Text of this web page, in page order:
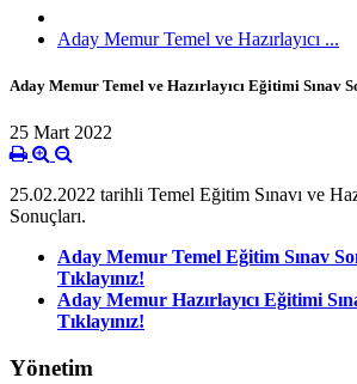
Aday Memur Temel ve Hazırlayıcı ...
Aday Memur Temel ve Hazırlayıcı Eğitimi Sınav
25 Mart 2022
25.02.2022 tarihli Temel Eğitim Sınavı ve
Sonuçları.
Aday Memur Temel Eğitim Sınav
Tıklayınız!
Aday Memur Hazırlayıcı Eğitimi
Tıklayınız!
Yönetim